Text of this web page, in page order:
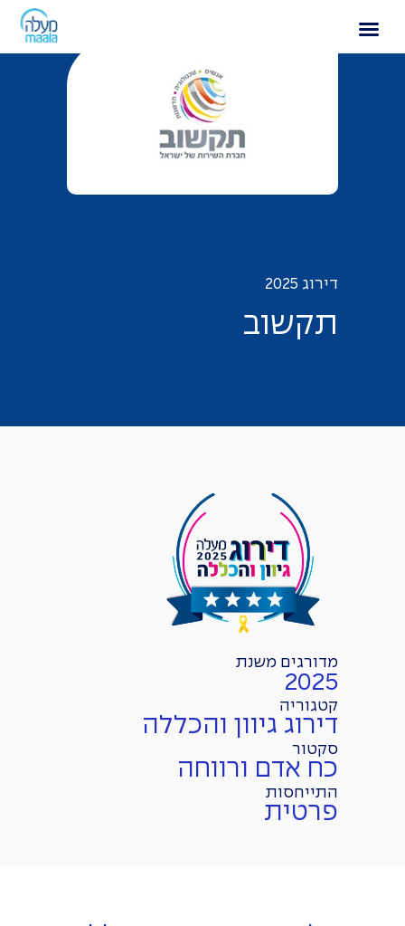
דירוג 2025
תקשוב
מדורגים משנת
2025
קטגוריה
דירוג גיוון והכללה
סקטור
כח אדם ורווחה
התייחסות
פרטית